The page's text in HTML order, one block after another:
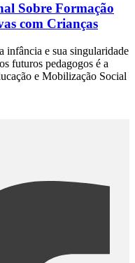
Sobre Formação
com Crianças
infância e sua singularidade
futuros pedagogos é a
e Mobilização Social